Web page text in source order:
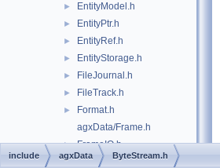
► EntityModel.h
► EntityPtr.h
► EntityRef.h
► EntityStorage.h
► FileJournal.h
► FileTrack.h
►
Format.h
agxData/Frame.h
► FrameIO.h
FrameIoFactory.h
include agxData ByteStream.h